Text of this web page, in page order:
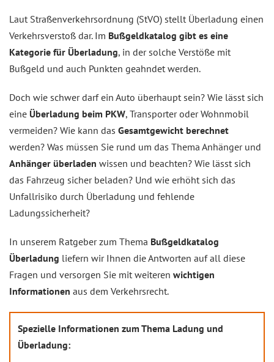
Laut Straßenverkehrsordnung (StVO) stellt Überladung einen
Verkehrsverstoß dar. Im Bußgeldkatalog gibt es eine
Kategorie für Überladung, in der solche Verstöße mit
Bußgeld und auch Punkten geahndet werden.
Doch wie schwer darf ein Auto überhaupt sein? Wie lässt sich
eine Überladung beim PKW, Transporter oder Wohnmobil
vermeiden? Wie kann das Gesamtgewicht berechnet
werden? Was müssen Sie rund um das Thema Anhänger und
Anhänger überladen wissen und beachten? Wie lässt sich
das Fahrzeug sicher beladen? Und wie erhöht sich das
Unfallrisiko durch Überladung und fehlende
Ladungssicherheit?
In unserem Ratgeber zum Thema Bußgeldkatalog
Überladung liefern wir Ihnen die Antworten auf all diese
Fragen und versorgen Sie mit weiteren wichtigen
Informationen aus dem Verkehrsrecht.
Spezielle Informationen zum Thema Ladung und
Überladung: